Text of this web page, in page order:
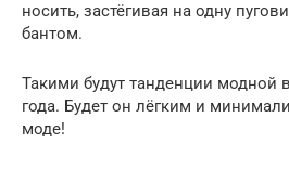
носить, застёгивая на одну
бантом.
Такими будут танденции модной
года. Будет он лёгким и
моде!